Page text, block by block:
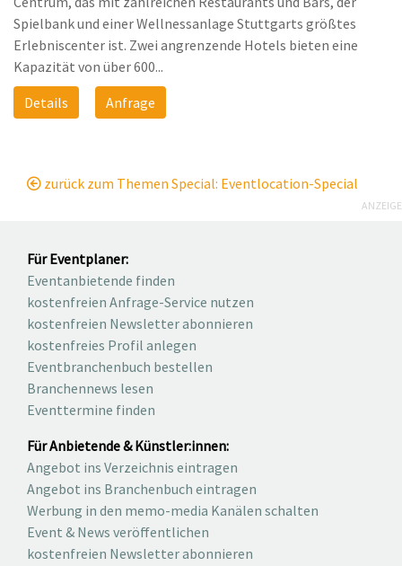
Spielbank und einer Wellnessanlage Stuttgarts größtes
Erlebniscenter ist. Zwei angrenzende Hotels bieten eine
Kapazität von über 600...
Details
Anfrage
zurück zum Themen Special: Eventlocation-Special
ANZEIGE
Für Eventplaner:
Eventanbietende finden
kostenfreien Anfrage-Service nutzen
kostenfreien Newsletter abonnieren
kostenfreies Profil anlegen
Eventbranchenbuch bestellen
Branchennews lesen
Eventtermine finden
Für Anbietende & Künstler:innen:
Angebot ins Verzeichnis eintragen
Angebot ins Branchenbuch eintragen
Werbung in den memo-media Kanälen schalten
Event & News veröffentlichen
kostenfreien Newsletter abonnieren